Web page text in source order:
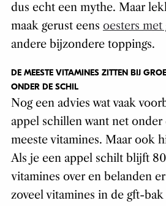
dus echt een mythe. Maar
maak gerust eens oesters
andere bijzondere toppings.
DE MEESTE VITAMINES ZITTEN BIJ
ONDER DE SCHIL
Nog een advies wat vaak
appel schillen want net
meeste vitamines. Maar ook
Als je een appel schilt blijft
vitamines over en belanden
zoveel vitamines in de gft-